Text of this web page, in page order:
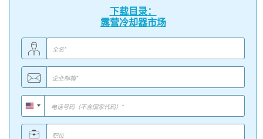
下载目录：
露营冷却器市场